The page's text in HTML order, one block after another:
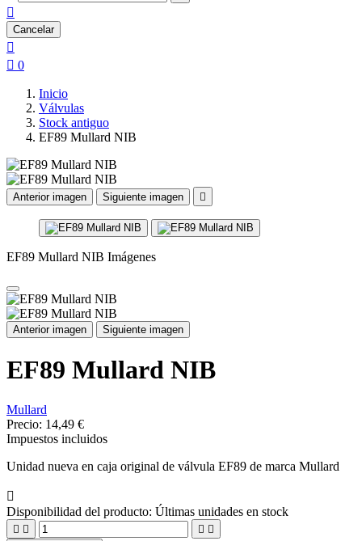

Cancelar

 0
Inicio
Válvulas
Stock antiguo
EF89 Mullard NIB
Anterior imagen Siguiente imagen 
EF89 Mullard NIB Imágenes
Anterior imagen Siguiente imagen
EF89 Mullard NIB
Mullard
Precio: 14,49 €
Impuestos incluidos
Unidad nueva en caja original de válvula EF89 de marca Mullard

Disponibilidad del producto: Últimas unidades en stock
   